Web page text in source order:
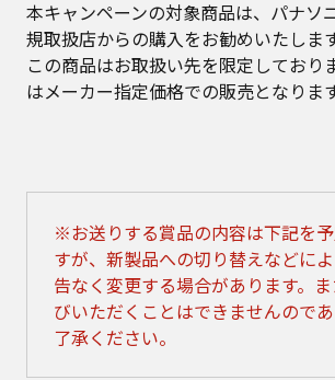
本キャンペーンの対象商品は、パナソ
規取扱店からの購入をお勧めいたします
この商品はお取扱い先を限定しており
はメーカー指定価格での販売となります
※お送りする賞品の内容は下記を
すが、新製品への切り替えなどに
告なく変更する場合があります。
びいただくことはできませんので
了承ください。